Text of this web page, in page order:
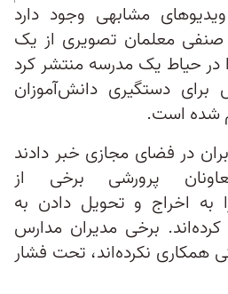
مشابهی وجود دارد
صنفی معلمان تصویری از یک
در حیاط یک مدرسه‌ منتشر کرد
دستگیری دانش‌آموزان
شده است.
در فضای مجازی خبر دادند
پرورشی برخی از
به اخراج و تحویل دادن به
کرده‌اند. برخی مدیران مدارس
همکاری نکرده‌اند، تحت فشار